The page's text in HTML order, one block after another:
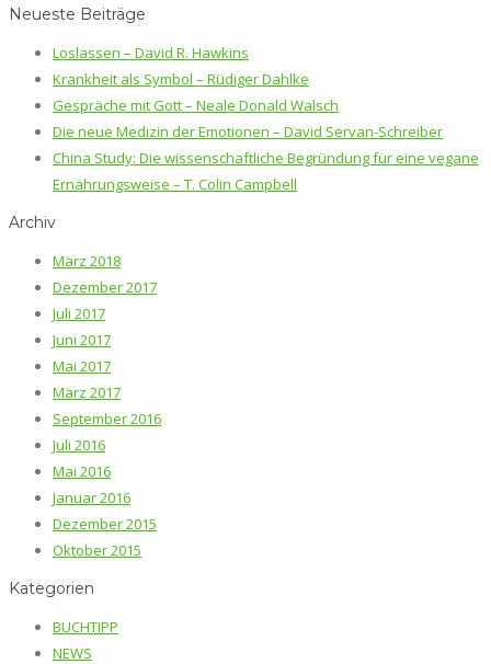
Neueste Beiträge
Loslassen – David R. Hawkins
Krankheit als Symbol – Rüdiger Dahlke
Gespräche mit Gott – Neale Donald Walsch
Die neue Medizin der Emotionen – David Servan-Schreiber
China Study: Die wissenschaftliche Begründung für eine vegane
Ernährungsweise – T. Colin Campbell
Archiv
März 2018
Dezember 2017
Juli 2017
Juni 2017
Mai 2017
März 2017
September 2016
Juli 2016
Mai 2016
Januar 2016
Dezember 2015
Oktober 2015
Kategorien
BUCHTIPP
NEWS